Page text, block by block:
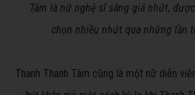
Tâm là nữ nghệ sĩ sáng giá nhứt,
chọn nhiều nhứt qua những lần
Thanh Thanh Tâm cũng là một nữ diễn